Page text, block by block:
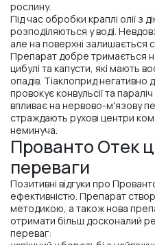
рослину.
Під час обробки краплі олії з
розподіляються у воді.
але на поверхні залишається
Препарат добре тримається
цибулі та капусти, які мають
опадів. Тіаклоприд
провокує конвульсії та
впливає на нервово-м'язову
страждають рухові центри
неминуча.
Прованто Отек
переваги
Позитивні відгуки про
ефективністю. Препарат
методикою, а також нова
отримати більш досконалий
переваг: